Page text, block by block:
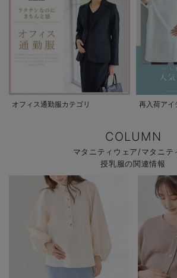
オフィス通勤服カテゴリ 再入荷アイ
COLUMN
マタニティウェア/マタニテ
授乳服の関連情報